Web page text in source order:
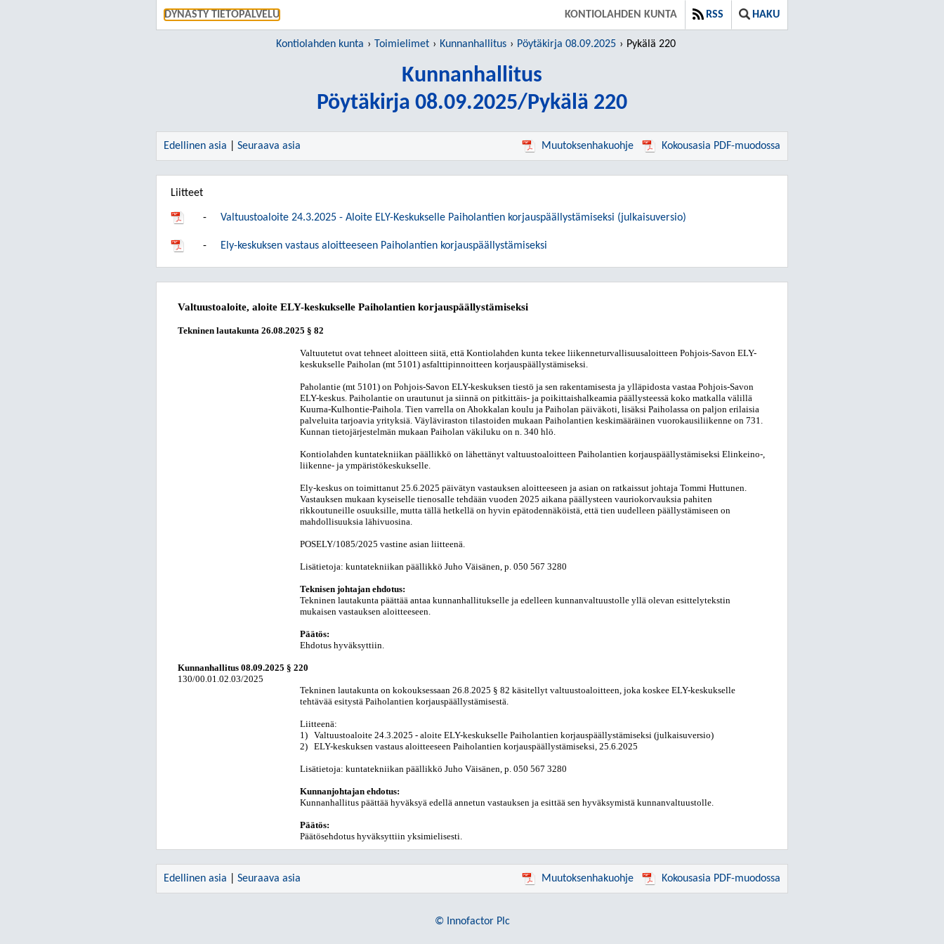
DYNASTY TIETOPALVELU KONTIOLAHDEN KUNTA RSS HAKU
Kontiolahden kunta Toimielimet Kunnanhallitus Pöytäkirja 08.09.2025 Pykälä 220
Kunnanhallitus
Pöytäkirja 08.09.2025/Pykälä 220
Edellinen asia Seuraava asia Muutoksenhakuohje Kokousasia PDF-muodossa
Liitteet
- Valtuustoaloite 24.3.2025 - Aloite ELY-Keskukselle Paiholantien korjauspäällystämiseksi (julkaisuversio)
- Ely-keskuksen vastaus aloitteeseen Paiholantien korjauspäällystämiseksi
Valtuustoaloite, aloite ELY-keskukselle Paiholantien korjauspäällystämiseksi
Tekninen lautakunta 26.08.2025 § 82
Valtuutetut ovat tehneet aloitteen siitä, että Kontiolahden kunta tekee liikenneturvallisuusaloitteen Pohjois-Savon ELY-
keskukselle Paiholan (mt 5101) asfalttipinnoitteen korjauspäällystämiseksi.
Paholantie (mt 5101) on Pohjois-Savon ELY-keskuksen tiestö ja sen rakentamisesta ja ylläpidosta vastaa Pohjois-Savon
ELY-keskus. Paiholantie on urautunut ja siinnä on pitkittäis- ja poikittaishalkeamia päällysteessä koko matkalla välillä
Kuurna-Kulhontie-Paihola. Tien varrella on Ahokkalan koulu ja Paiholan päiväkoti, lisäksi Paiholassa on paljon erilaisia
palveluita tarjoavia yrityksiä. Väyläviraston tilastoiden mukaan Paiholantien keskimääräinen vuorokausiliikenne on 731.
Kunnan tietojärjestelmän mukaan Paiholan väkiluku on n. 340 hlö.
Kontiolahden kuntatekniikan päällikkö on lähettänyt valtuustoaloitteen Paiholantien korjauspäällystämiseksi Elinkeino-,
liikenne- ja ympäristökeskukselle.
Ely-keskus on toimittanut 25.6.2025 päivätyn vastauksen aloitteeseen ja asian on ratkaissut johtaja Tommi Huttunen.
Vastauksen mukaan kyseiselle tienosalle tehdään vuoden 2025 aikana päällysteen vauriokorvauksia pahiten
rikkoutuneille osuuksille, mutta tällä hetkellä on hyvin epätodennäköistä, että tien uudelleen päällystämiseen on
mahdollisuuksia lähivuosina.
POSELY/1085/2025 vastine asian liitteenä.
Lisätietoja: kuntatekniikan päällikkö Juho Väisänen, p. 050 567 3280
Teknisen johtajan ehdotus:
Tekninen lautakunta päättää antaa kunnanhallitukselle ja edelleen kunnanvaltuustolle yllä olevan esittelytekstin
mukaisen vastauksen aloitteeseen.
Päätös:
Ehdotus hyväksyttiin.
Kunnanhallitus 08.09.2025 § 220
130/00.01.02.03/2025
Tekninen lautakunta on kokouksessaan 26.8.2025 § 82 käsitellyt valtuustoaloitteen, joka koskee ELY-keskukselle
tehtävää esitystä Paiholantien korjauspäällystämisestä.
Liitteenä:
1)
Valtuustoaloite 24.3.2025 - aloite ELY-keskukselle Paiholantien korjauspäällystämiseksi (julkaisuversio)
2)
ELY-keskuksen vastaus aloitteeseen Paiholantien korjauspäällystämiseksi, 25.6.2025
Lisätietoja: kuntatekniikan päällikkö Juho Väisänen, p. 050 567 3280
Kunnanjohtajan ehdotus:
Kunnanhallitus päättää hyväksyä edellä annetun vastauksen ja esittää sen hyväksymistä kunnanvaltuustolle.
Päätös:
Päätösehdotus hyväksyttiin yksimielisesti.
Edellinen asia Seuraava asia Muutoksenhakuohje Kokousasia PDF-muodossa
© Innofactor Plc